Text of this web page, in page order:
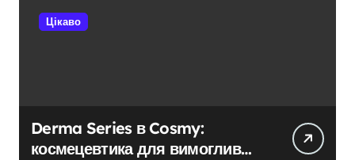
Цікаво
Derma Series в Cosmy:
космецевтика для вимогливої